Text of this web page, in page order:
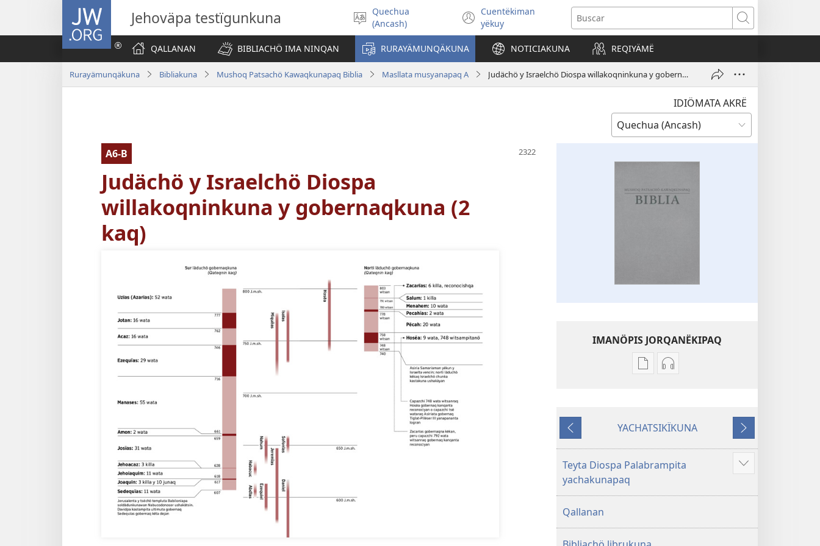
JW.ORG
Jehoväpa testïgunkuna
Mëqan
idiömatapis
akrë
Quechua
(Ancash)
Cuentëkiman
yëkuy
una
nueva
ventana)
Buscar
QALLANAN BIBLIACHÖ IMA NINQAN RURAYÄMUNQÄKUNA NOTICIAKUNA REQIYÄMË
Rurayämunqäkuna Bibliakuna Mushoq Patsachö Kawaqkunapaq Biblia Masllata musyanapaq A Judächö y Israelchö Diospa willakoqninkuna y gobernaqkuna (2 kaq)
IDIÖMATA AKRË
A6-B
Judächö y Israelchö Diospa
willakoqninkuna y gobernaqkuna (2
kaq)
IMANÖPIS JORQANËKIPAQ
Mëqanchöpis
Mushoq
Kawaqkunapaq
Biblia
Grabacionkunata
Kawaqkunapaq
QEPAN
KAQ
YACHATSIKÏKUNA
QATEQNIN
KAQ
Teyta Diospa Palabrampita
yachakunapaq
Mostrar
Qallanan